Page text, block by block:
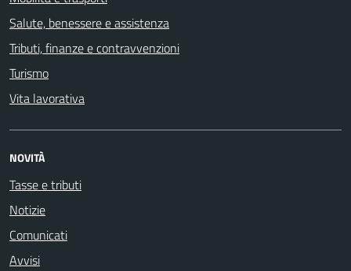
Salute, benessere e assistenza
Tributi, finanze e contravvenzioni
Turismo
Vita lavorativa
NOVITÀ
Tasse e tributi
Notizie
Comunicati
Avvisi